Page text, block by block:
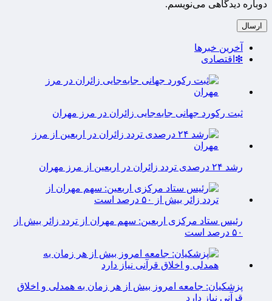
دوباره دیدگاهی می‌نویسم.
آخرین خبرها
❇اقتصادی
ثبت رکورد جهانی جابه‌جایی زائران در مرز مهران
رشد ۲۴ درصدی تردد زائران در اربعین از مرز مهران
رئیس ستاد مرکزی اربعین: سهم مهران از تردد زائر بیش از
۵۰ درصد است
پزشکیان: جامعه امروز بیش از هر زمان به همدلی و اخلاق
قرآنی نیاز دارد